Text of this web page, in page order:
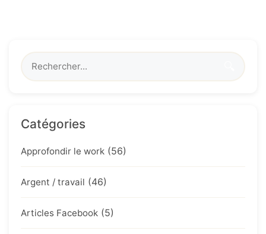
Catégories
Approfondir le work (56)
Argent / travail (46)
Articles Facebook (5)